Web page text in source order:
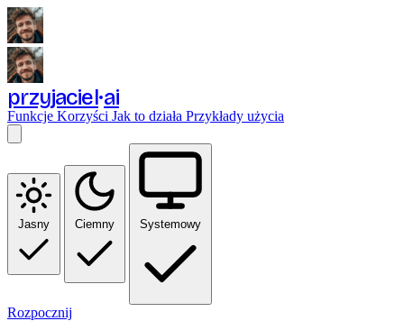
przyjaciel ai
Funkcje Korzyści Jak to działa Przykłady użycia
Jasny Ciemny Systemowy
Rozpocznij